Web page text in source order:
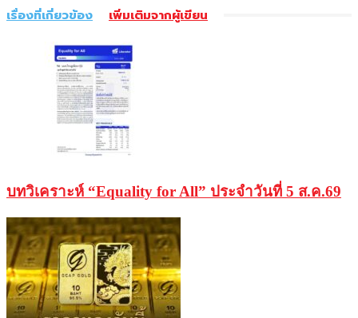
เรื่องที่เกี่ยวข้อง เพิ่มเติมจากผู้เขียน
บทวิเคราะห์ “Equality for All” ประจำวันที่ 5 ส.ค.69